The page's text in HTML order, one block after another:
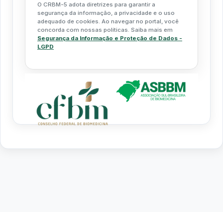
O CRBM-5 adota diretrizes para garantir a
segurança da informação, a privacidade e o uso
adequado de cookies. Ao navegar no portal, você
concorda com nossas políticas. Saiba mais em
Segurança da Informação e Proteção de Dados -
LGPD